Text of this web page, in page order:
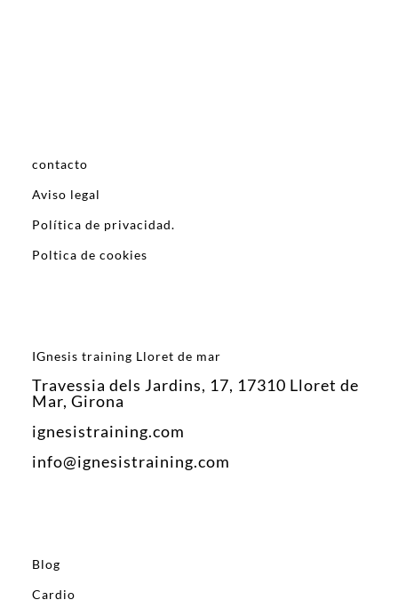
contacto
Aviso legal
Política de privacidad.
Poltica de cookies
IGnesis training Lloret de mar
Travessia dels Jardins, 17, 17310 Lloret de
Mar, Girona
ignesistraining.com
info@ignesistraining.com
Blog
Cardio